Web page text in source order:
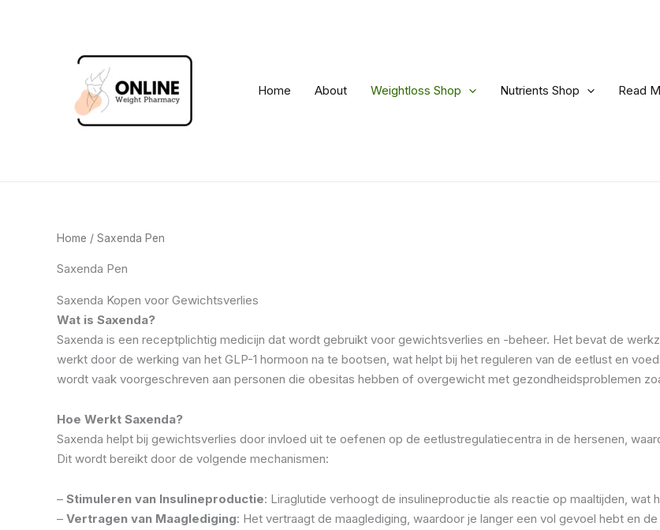
Home About Weightloss Shop Nutrients Shop Read
Home / Saxenda Pen
Saxenda Pen
Saxenda Kopen voor Gewichtsverlies
Wat is Saxenda?
Saxenda is een receptplichtig medicijn dat wordt gebruikt voor gewichtsverlies en -beheer. Het bevat de
werkt door de werking van het GLP-1 hormoon na te bootsen, wat helpt bij het reguleren van de eetlust en
wordt vaak voorgeschreven aan personen die obesitas hebben of overgewicht met gezondheidsproblemen
Hoe Werkt Saxenda?
Saxenda helpt bij gewichtsverlies door invloed uit te oefenen op de eetlustregulatiecentra in de hersenen,
Dit wordt bereikt door de volgende mechanismen:
– Stimuleren van Insulineproductie: Liraglutide verhoogt de insulineproductie als reactie op maaltijden,
– Vertragen van Maaglediging: Het vertraagt de maaglediging, waardoor je langer een vol gevoel hebt en